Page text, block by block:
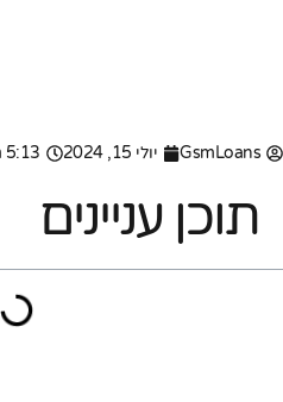
GsmLoans יולי 15, 2024 5:13 pm
תוכן עניינים